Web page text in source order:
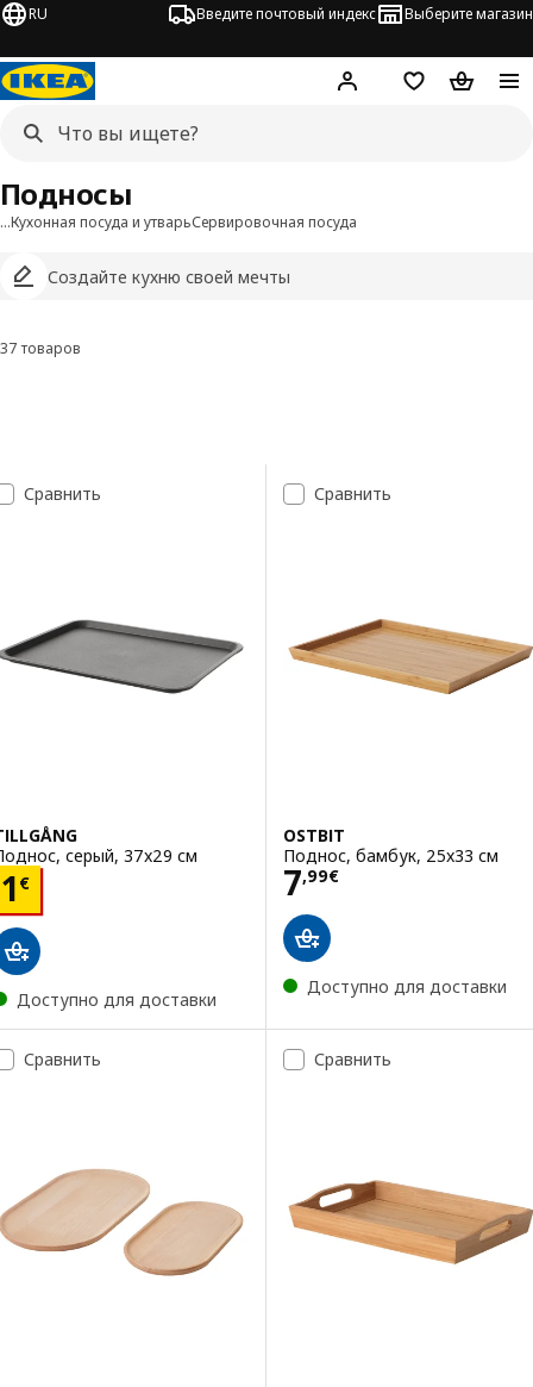
RU Введите почтовый индекс Выберите магазин
Hej! ВойтиСписокКорзина
…Кухонная посуда и утварьСервировочная посуда
Создайте кухню своей мечты
Подносы
Фильтровать и сортировать
37 товаров
Список результатов поиска
Сравнить
серый, 37x29 см
1 € 1€
Доступно для доставки
Сравнить
OSTBIT
Поднос, бамбук, 25x33 см
7,99€
Цена 7,99€
Доступно для доставки
Сравнить Сравнить